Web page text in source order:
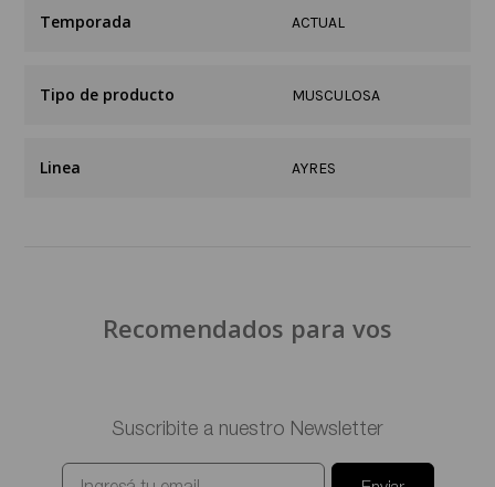
Temporada ACTUAL
Tipo de producto MUSCULOSA
Linea AYRES
Recomendados para vos
Suscribite a nuestro Newsletter